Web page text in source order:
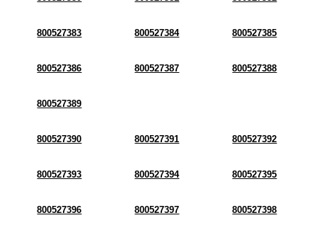
800527383 800527384 800527385
800527386 800527387 800527388
800527389
800527390 800527391 800527392
800527393 800527394 800527395
800527396 800527397 800527398